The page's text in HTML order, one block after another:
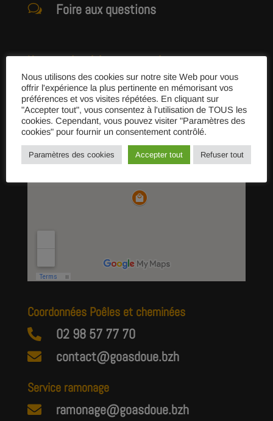
w Foire aux questions
Nous rendre visite en magasin
 2 chemin de Prat Hir - 29510 BRIEC
Coordonnées Poêles et cheminées
 02 98 57 77 70
 contact@goasdoue.bzh
Service ramonage
 ramonage@goasdoue.bzh
Nous utilisons des cookies sur notre site Web pour vous
offrir l'expérience la plus pertinente en mémorisant vos
préférences et vos visites répétées. En cliquant sur
"Accepter tout", vous consentez à l'utilisation de TOUS les
cookies. Cependant, vous pouvez visiter "Paramètres des
cookies" pour fournir un consentement contrôlé.
Paramètres des cookies Accepter tout Refuser tout